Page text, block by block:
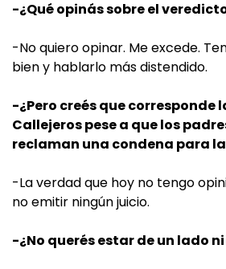
-¿Qué opinás sobre el
-No quiero opinar. Me excede.
bien y hablarlo más distendido.
-¿Pero creés que corresponde
Callejeros pese a que los
reclaman una condena para
-La verdad que hoy no tengo
no emitir ningún juicio.
-¿No querés estar de un lado